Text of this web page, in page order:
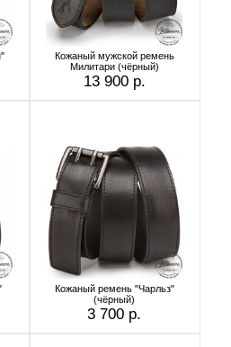
Кожаный мужской ремень
Милитари (чёрный)
13 900 р.
Кожаный ремень "Чарльз"
(чёрный)
3 700 р.